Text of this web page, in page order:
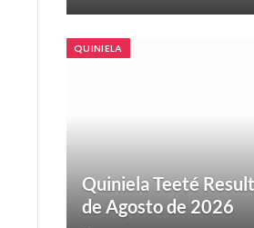
QUINIELA
Quiniela Teeté
de Agosto de 2026